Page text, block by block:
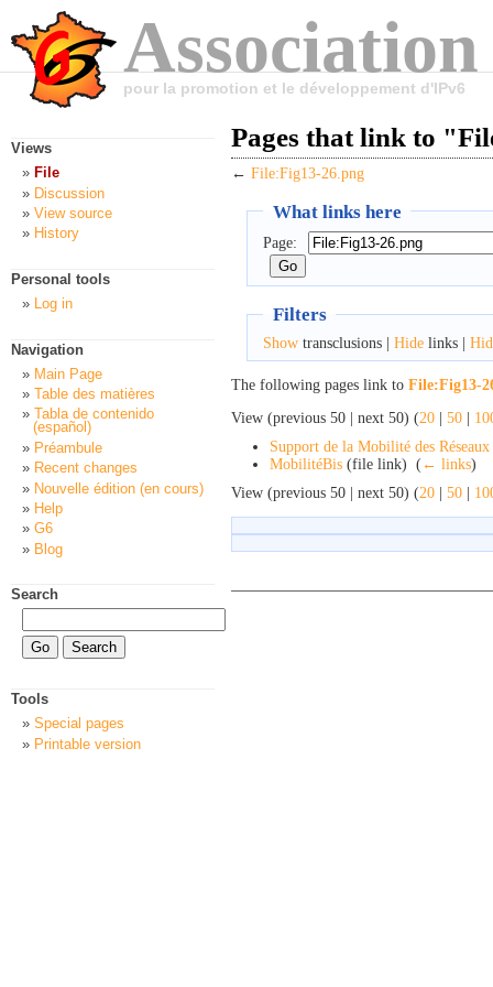
pour la promotion et le développement d'IPv6
Pages that link to
← File:Fig13-26.png
What links here
Page:
Filters
Showtransclusions | Hidelinks |
The following pages link to File:Fig13-
View (previous 50 | next 50) (20 | 50 |
Support de la Mobilité des Réseaux
MobilitéBis (file link) ‎ ( ← links)
View (previous 50 | next 50) (20 | 50 |
Views
File
Discussion
View source
History
Personal tools
Log in
Navigation
Main Page
Table des matières
Tabla de contenido
(español)
Préambule
Recent changes
Nouvelle édition (en cours)
Help
G6
Blog
Search
Tools
Special pages
Printable version